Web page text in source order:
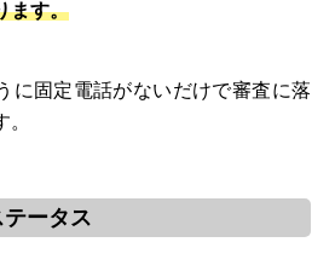
ます。
に固定電話がないだけで審査に落
ータス